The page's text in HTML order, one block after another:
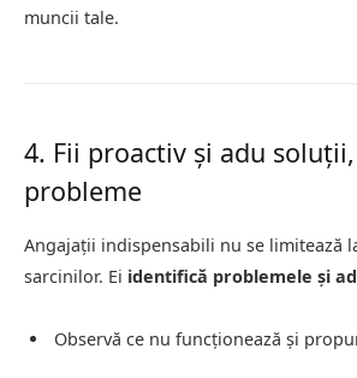
muncii tale.
4. Fii proactiv și adu
probleme
Angajații indispensabili nu se limitează
sarcinilor. Ei identifică problemele și
Observă ce nu funcționează și